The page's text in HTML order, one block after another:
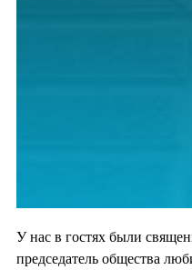
У нас в гостях были
председатель общества